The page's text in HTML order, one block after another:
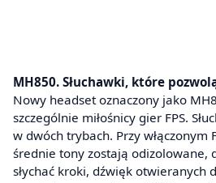
MH850. Słuchawki, które
Nowy headset oznaczony jako
szczególnie miłośnicy gier FPS.
w dwóch trybach. Przy włączonym
średnie tony zostają odizolowane,
słychać kroki, dźwięk otwieranych